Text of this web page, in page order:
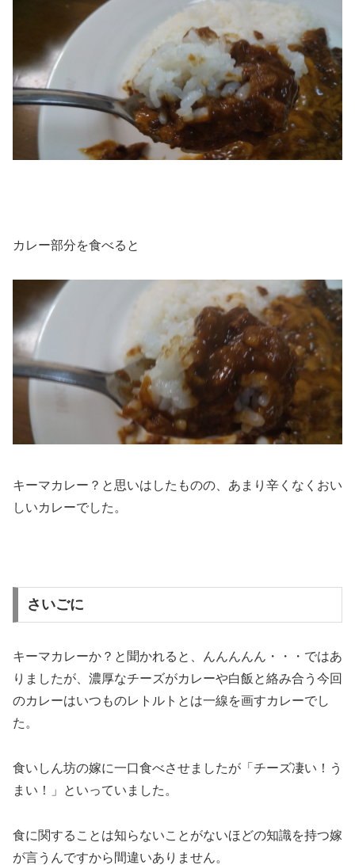
カレー部分を食べると
キーマカレー？と思いはしたものの、あまり辛くなくおい
しいカレーでした。
さいごに
キーマカレーか？と聞かれると、んんんんん・・・ではあ
りましたが、濃厚なチーズがカレーや白飯と絡み合う今回
のカレーはいつものレトルトとは一線を画すカレーでし
た。
食いしん坊の嫁に一口食べさせましたが「チーズ凄い！う
まい！」といっていました。
食に関することは知らないことがないほどの知識を持つ嫁
が言うんですから間違いありません。